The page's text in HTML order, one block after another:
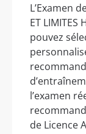
L’Examen
ET LIMITES
pouvez
l’examen
de Licence